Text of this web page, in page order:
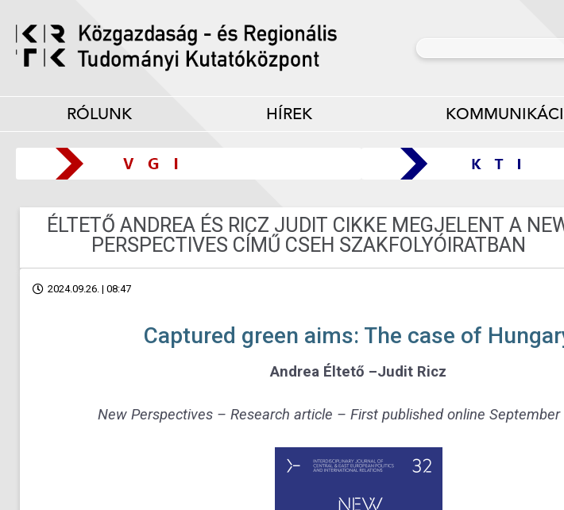
RÓLUNK HÍREK
ÉLTETŐ ANDREA ÉS RICZ JUDIT CIKKE MEGJELENT A
PERSPECTIVES CÍMŰ CSEH SZAKFOLYÓIRATBAN
2024.09.26. | 08:47
Captured green aims: The case of
Andrea Éltető –Judit Ricz
New Perspectives – Research article – First published online September